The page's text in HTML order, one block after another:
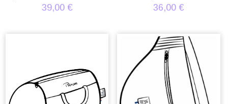
39,00 € 36,00 €